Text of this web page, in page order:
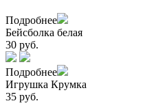
Подробнее
Бейсболка белая
30 руб.
Подробнее
Игрушка Крумка
35 руб.